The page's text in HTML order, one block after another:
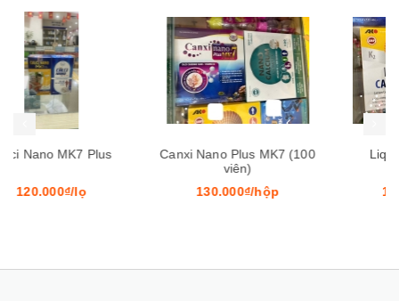
Canxi Nano Plus MK7 (100
130.000₫/hộp
Liquid Calcium+D3
130.000₫/hộp
Mua hàng Mua hàng